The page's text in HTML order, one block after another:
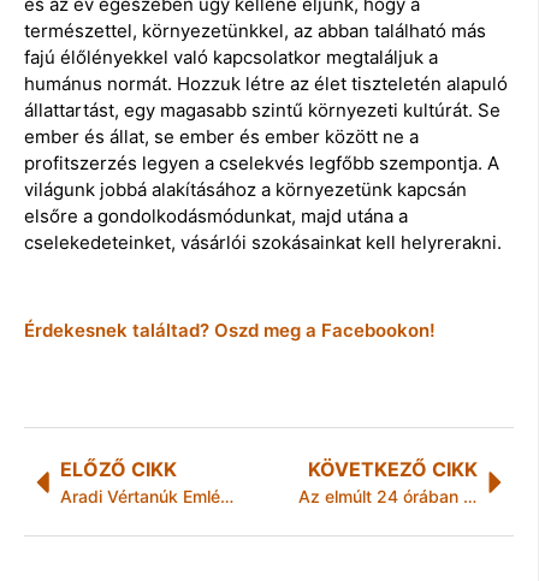
természettel, környezetünkkel, az abban található más
fajú élőlényekkel való kapcsolatkor megtaláljuk a
humánus normát. Hozzuk létre az élet tiszteletén alapuló
állattartást, egy magasabb szintű környezeti kultúrát. Se
ember és állat, se ember és ember között ne a
profitszerzés legyen a cselekvés legfőbb szempontja. A
világunk jobbá alakításához a környezetünk kapcsán
elsőre a gondolkodásmódunkat, majd utána a
cselekedeteinket, vásárlói szokásainkat kell helyrerakni.
Érdekesnek találtad? Oszd meg a Facebookon!
ELŐZŐ CIKK
Aradi Vértanúk Emléknapja Harsányban
KÖVETKEZŐ CIKK
Az elmúlt 24 órában történt